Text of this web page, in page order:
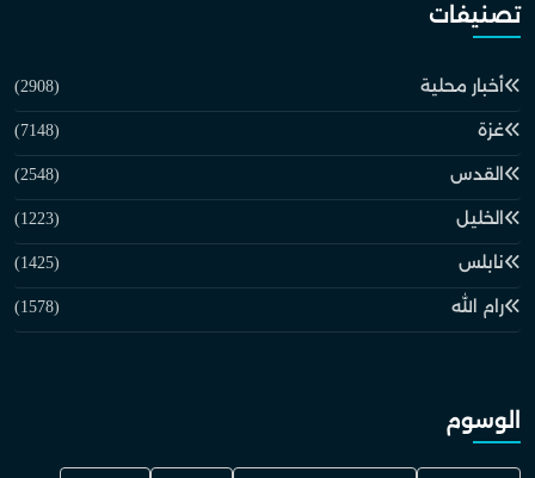
تصنيفات
أخبار محلية (2908)
غزة (7148)
القدس (2548)
الخليل (1223)
نابلس (1425)
رام الله (1578)
الوسوم